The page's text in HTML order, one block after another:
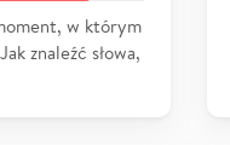
w którym
znaleźć słowa,